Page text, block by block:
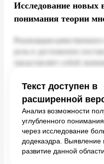
Исследование новых
понимания теории
Текст доступен в
расширенной
Анализ возможности
углубленного
через исследование
додекаэдра. Выявление
развитие данной